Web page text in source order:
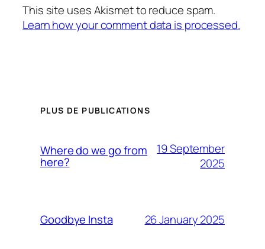
This site uses Akismet to reduce spam.
Learn how your comment data is processed.
PLUS DE PUBLICATIONS
Where do we go from
here?
19 September
2025
Goodbye Insta 26 January 2025